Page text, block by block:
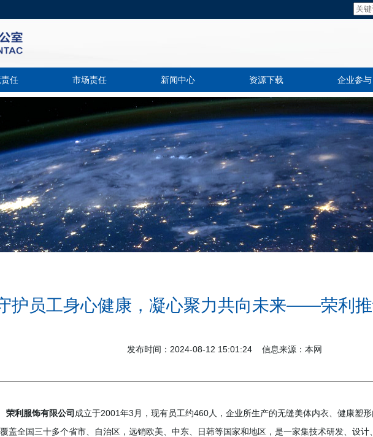
任 市场责任 新闻中心 资源下载 企业参与
护员工身心健康，凝心聚力共向未来——荣利
发布时间：2024-08-12 15:01:24 信息来源：本网
利服饰有限公司 成立于2001年3月，现有员工约460人，企业所生产的无缝美体内衣、健康塑
盖全国三十多个省市、自治区，远销欧美、中东、日韩等国家和地区，是一家集技术研发、设计